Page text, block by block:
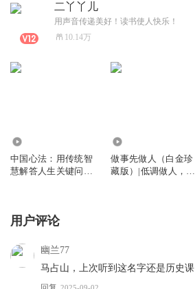
二丫丫儿
用声音传递美好！读书使人快乐！
10.14万
中国心法：用传统智
慧解答人生关键问题
赵昱鲲
做事先做人（白金珍
藏版）|低调做人，高
用户评论
幽兰77
马占山，上次听到这名字还是历史课